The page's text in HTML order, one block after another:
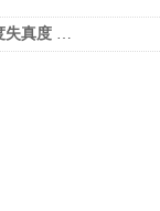
测量仪